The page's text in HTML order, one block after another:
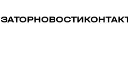
НОВОСТИ